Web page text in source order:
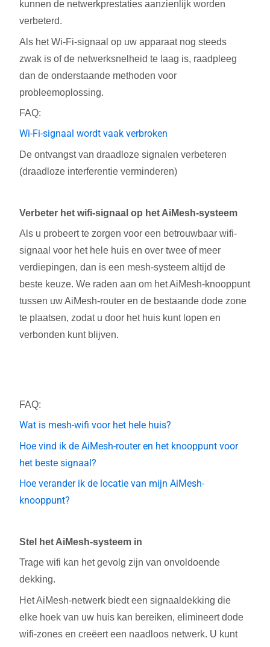
kunnen de netwerkprestaties aanzienlijk worden
verbeterd.
Als het Wi-Fi-signaal op uw apparaat nog steeds
zwak is of de netwerksnelheid te laag is, raadpleeg
dan de onderstaande methoden voor
probleemoplossing.
FAQ:
Wi-Fi-signaal wordt vaak verbroken
De ontvangst van draadloze signalen verbeteren
(draadloze interferentie verminderen)
Verbeter het wifi-signaal op het AiMesh-systeem
Als u probeert te zorgen voor een betrouwbaar wifi-
signaal voor het hele huis en over twee of meer
verdiepingen, dan is een mesh-systeem altijd de
beste keuze. We raden aan om het AiMesh-knooppunt
tussen uw AiMesh-router en de bestaande dode zone
te plaatsen, zodat u door het huis kunt lopen en
verbonden kunt blijven.
FAQ:
Wat is mesh-wifi voor het hele huis?
Hoe vind ik de AiMesh-router en het knooppunt voor
het beste signaal?
Hoe verander ik de locatie van mijn AiMesh-
knooppunt?
Stel het AiMesh-systeem in
Trage wifi kan het gevolg zijn van onvoldoende
dekking.
Het AiMesh-netwerk biedt een signaaldekking die
elke hoek van uw huis kan bereiken, elimineert dode
wifi-zones en creëert een naadloos netwerk. U kunt